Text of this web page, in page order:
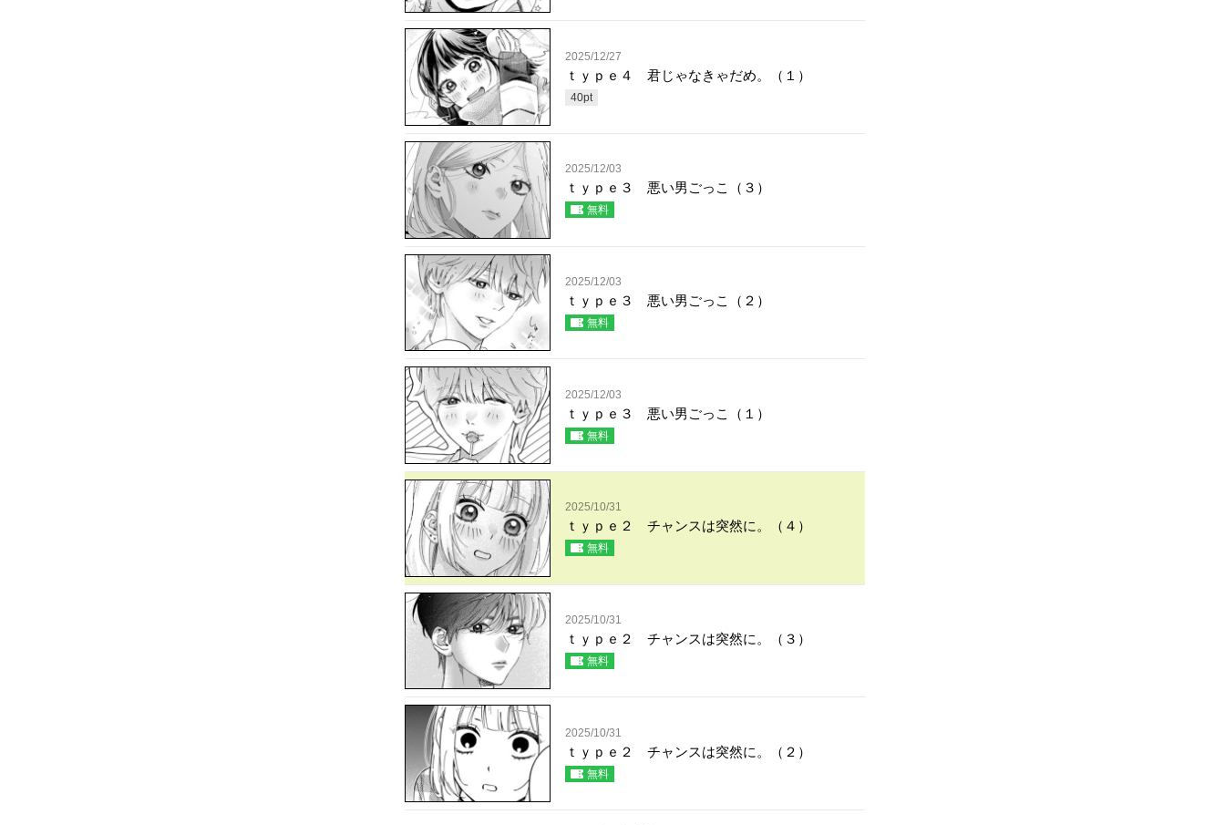
2025/12/27
ｔｙｐｅ４ 君じゃなきゃだめ。（１）
40pt
2025/12/03
ｔｙｐｅ３ 悪い男ごっこ（３）
無料
2025/12/03
ｔｙｐｅ３ 悪い男ごっこ（２）
無料
2025/12/03
ｔｙｐｅ３ 悪い男ごっこ（１）
無料
2025/10/31
ｔｙｐｅ２ チャンスは突然に。（４）
無料
2025/10/31
ｔｙｐｅ２ チャンスは突然に。（３）
無料
2025/10/31
ｔｙｐｅ２ チャンスは突然に。（２）
無料